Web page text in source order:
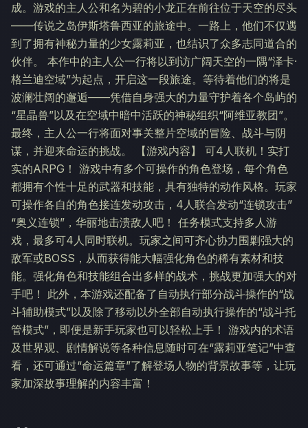
成。游戏的主人公和名为碧的小龙正在前往位于天空的尽头
——传说之岛伊斯塔鲁西亚的旅途中。一路上，他们不仅遇
到了拥有神秘力量的少女露莉亚，也结识了众多志同道合的
伙伴。 本作中的主人公一行将以到访广阔天空的一隅“泽卡·
格兰迪空域”为起点，开启这一段旅途。等待着他们的将是
波澜壮阔的邂逅——凭借自身强大的力量守护着各个岛屿的
“星晶兽”以及在空域中暗中活跃的神秘组织“阿维亚教团”。
最终，主人公一行将面对事关整片空域的冒险、战斗与阴
谋，并迎来命运的挑战。 【游戏内容】 可4人联机！实打
实的ARPG！ 游戏中有多个可操作的角色登场，每个角色
都拥有个性十足的武器和技能，具有独特的动作风格。玩家
可操作各自的角色接连发动攻击，4人联合发动“连锁攻击”
“奥义连锁”，华丽地击溃敌人吧！ 任务模式支持多人游
戏，最多可4人同时联机。玩家之间可齐心协力围剿强大的
敌军或BOSS，从而获得能大幅强化角色的稀有素材和技
能。强化角色和技能组合出多样的战术，挑战更加强大的对
手吧！ 此外，本游戏还配备了自动执行部分战斗操作的“战
斗辅助模式”以及除了移动以外全部自动执行操作的“战斗托
管模式”，即便是新手玩家也可以轻松上手！ 游戏内的术语
及世界观、剧情解说等各种信息随时可在“露莉亚笔记”中查
看，还可通过“命运篇章”了解登场人物的背景故事等，让玩
家加深故事理解的内容丰富！